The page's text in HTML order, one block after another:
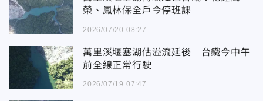
榮、鳳林保全戶今停班課
2026/07/20 08:27
萬里溪堰塞湖估溢流延後 台鐵今中午
前全線正常行駛
2026/07/19 07:47